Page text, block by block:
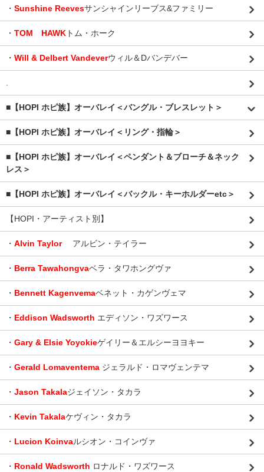
・ Sunshine Reevesサンシャインリーブス&ファミリー
・ TOM HAWK トム・ホーク
・ Will & Delbert Vandeverウィル＆Dバンデバー
.
■【HOPI ホピ族】オーバレイ＜バングル・ブレスレット＞
■【HOPI ホピ族】オーバレイ＜リング・指輪＞
■【HOPI ホピ族】オーバレイ＜ペンダント＆ブローチ＆ネック
レス＞
■【HOPI ホピ族】オーバレイ＜バックル・キーホルダーetc＞
【HOPI・アーティスト別】
・ Alvin Taylor アルビン・テイラー
・ Berra Tawahongvaベラ・タワホングヴァ
・ Bennett Kagenvemaベネット・カゲンヴェマ
・ Eddison Wadsworth エディソン・ワズワース
・ Gary & Elsie Yoyokieゲイリー＆エルシーヨヨキー
・ Gerald Lomaventema ジェラルド・ロマヴェンテマ
・ Jason Takalaジェイソン・タカラ
・ Kevin Takalaケヴィン・タカラ
・ Lucion Koinvaルシオン・コインヴァ
・ Ronald Wadsworth ロナルド・ワズワース